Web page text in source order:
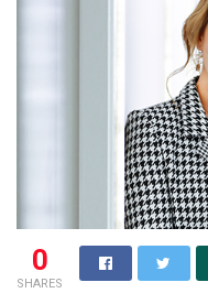
0
SHARES